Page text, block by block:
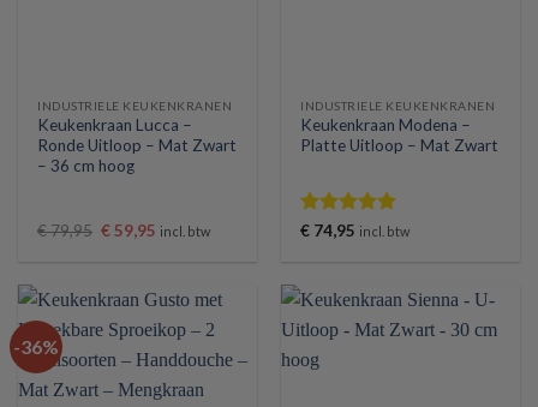
INDUSTRIELE KEUKENKRANEN
Keukenkraan Lucca –
Ronde Uitloop – Mat Zwart
– 36 cm hoog
€79,95 Oorspronkelijke
€59,95 Huidige
incl. btw
INDUSTRIELE KEUKENKRANEN
Keukenkraan Modena –
Platte Uitloop – Mat Zwart
Gewaardeerd
€ 74,95 incl. btw
-36%